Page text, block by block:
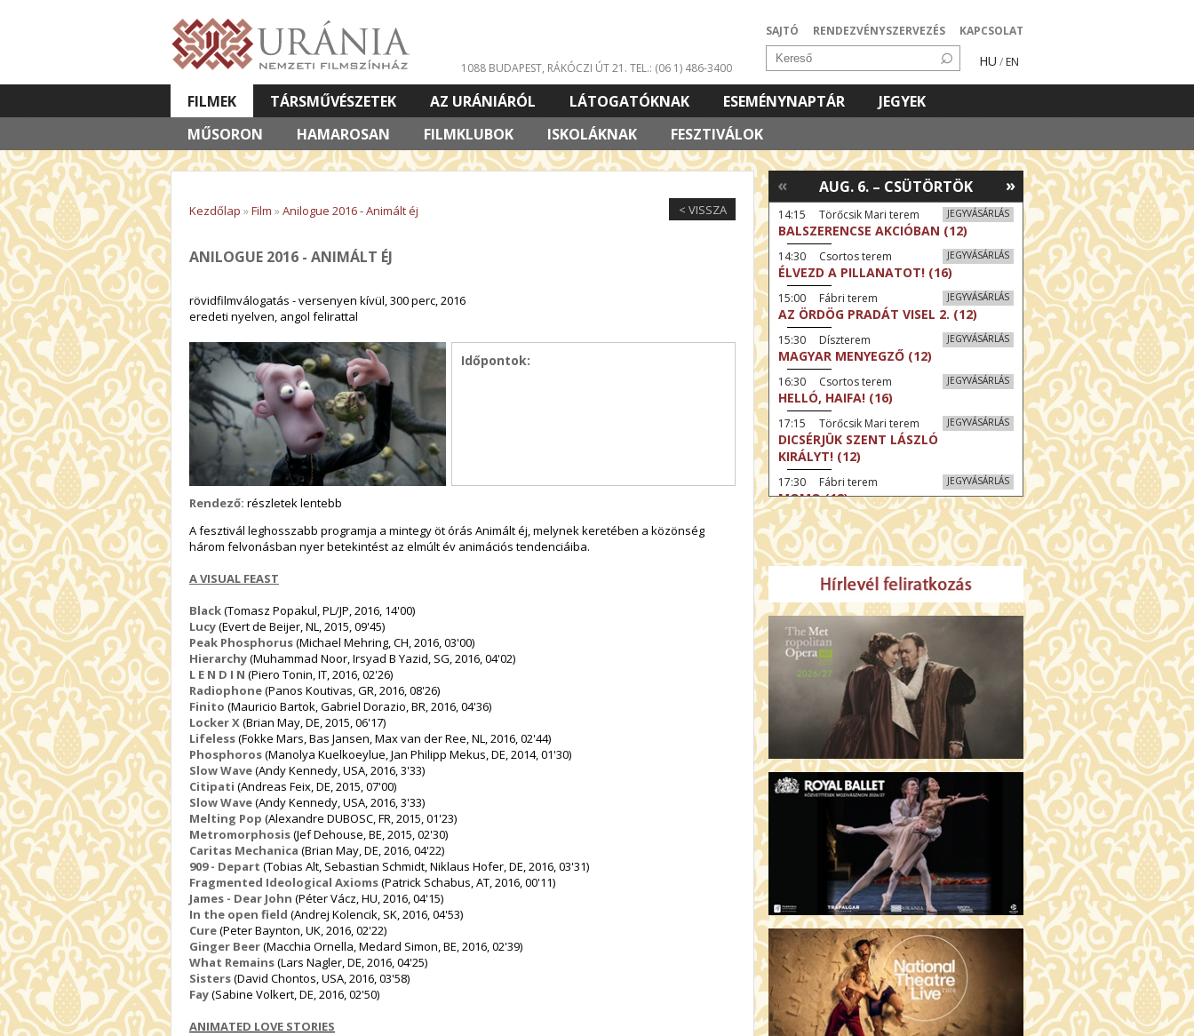
SAJTÓ RENDEZVÉNYSZERVEZÉS KAPCSOLAT
HU / EN
1088 BUDAPEST, RÁKÓCZI ÚT 21. TEL.: (06 1) 486-3400
FILMEK
MŰSORON
HAMAROSAN FILMKLUBOK ISKOLÁKNAK FESZTIVÁLOK
TÁRSMŰVÉSZETEK AZ URÁNIÁRÓL LÁTOGATÓKNAK ESEMÉNYNAPTÁR
JEGYEK
VETÍTETT KÉPES ELŐADÁSOK
< VISSZA
Kezdőlap »Film »Anilogue 2016 - Animált éj
ANILOGUE 2016 - ANIMÁLT ÉJ
rövidfilmválogatás - versenyen kívül, 300 perc, 2016
eredeti nyelven, angol felirattal
Időpontok:
Rendező: részletek lentebb
A fesztivál leghosszabb programja a mintegy öt órás Animált éj, melynek keretében a közönség
három felvonásban nyer betekintést az elmúlt év animációs tendenciáiba.
A VISUAL FEAST
Black(Tomasz Popakul, PL/JP, 2016, 14'00)
Lucy(Evert de Beijer, NL, 2015, 09'45)
Peak Phosphorus(Michael Mehring, CH, 2016, 03'00)
Hierarchy(Muhammad Noor, Irsyad B Yazid, SG, 2016, 04'02)
L E N D I N (Piero Tonin, IT, 2016, 02'26)
Radiophone(Panos Koutivas, GR, 2016, 08'26)
Finito (Mauricio Bartok, Gabriel Dorazio, BR, 2016, 04'36)
Locker X(Brian May, DE, 2015, 06'17)
Lifeless(Fokke Mars, Bas Jansen, Max van der Ree, NL, 2016, 02'44)
Phosphoros(Manolya Kuelkoeylue, Jan Philipp Mekus, DE, 2014, 01'30)
Slow Wave(Andy Kennedy, USA, 2016, 3'33)
Citipati (Andreas Feix, DE, 2015, 07'00)
Slow Wave(Andy Kennedy, USA, 2016, 3'33)
Melting Pop (Alexandre DUBOSC, FR, 2015, 01'23)
Metromorphosis(Jef Dehouse, BE, 2015, 02'30)
Caritas Mechanica (Brian May, DE, 2016, 04'22)
909 - Depart (Tobias Alt, Sebastian Schmidt, Niklaus Hofer, DE, 2016, 03'31)
Fragmented Ideological Axioms(Patrick Schabus, AT, 2016, 00'11)
James - Dear John (Péter Vácz, HU, 2016, 04'15)
In the open field (Andrej Kolencik, SK, 2016, 04'53)
Cure(Peter Baynton, UK, 2016, 02'22)
Ginger Beer(Macchia Ornella, Medard Simon, BE, 2016, 02'39)
What Remains(Lars Nagler, DE, 2016, 04'25)
Sisters(David Chontos, USA, 2016, 03'58)
Fay(Sabine Volkert, DE, 2016, 02'50)
ANIMATED LOVE STORIES
»
AUG. 6. – CSÜTÖRTÖK
«
JEGYVÁSÁRLÁS
14:15 Törőcsik Mari terem
BALSZERENCSE AKCIÓBAN (12)
JEGYVÁSÁRLÁS
14:30 Csortos terem
ÉLVEZD A PILLANATOT! (16)
JEGYVÁSÁRLÁS
15:00 Fábri terem
AZ ÖRDÖG PRADÁT VISEL 2. (12)
JEGYVÁSÁRLÁS
15:30 Díszterem
MAGYAR MENYEGZŐ (12)
JEGYVÁSÁRLÁS
16:30 Csortos terem
HELLÓ, HAIFA! (16)
JEGYVÁSÁRLÁS
17:15 Törőcsik Mari terem
DICSÉRJÜK SZENT LÁSZLÓ
KIRÁLYT! (12)
JEGYVÁSÁRLÁS
17:30 Fábri terem
MOMO (12)
JEGYVÁSÁRLÁS
17:30 Díszterem
SACRÉ COEUR - A SZENT SZÍV
CSODÁLATOS HATALMA (12)
JEGYVÁSÁRLÁS
18:30 Csortos terem
ODÜSSZEIA (16)
19:30 Díszterem
FILMCSOBBANÁS: NYOLC HEGY (16)
JEGYVÁSÁRLÁS
19:30 Fábri terem
A ZONGORAHANGOLÓ (16)
JEGYVÁSÁRLÁS
19:45 Törőcsik Mari terem
MIKET NEM BESZÉLEK (16)